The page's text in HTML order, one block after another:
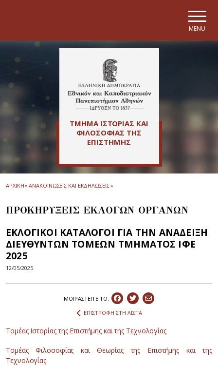
MENU
ΤΜΗΜΑ ΙΣΤΟΡΙΑΣ ΚΑΙ
ΦΙΛΟΣΟΦΙΑΣ ΤΗΣ
ΕΠΙΣΤΗΜΗΣ
ΑΡΧΙΚΗ» ΑΝΑΚΟΙΝΩΣΕΙΣ ΚΑΙ ΕΚΔΗΛΩΣΕΙΣ»
ΠΡΟΚΗΡΥΞΕΙΣ ΕΚΛΟΓΩΝ ΟΡΓΑΝΩΝ
ΕΚΛΟΓΙΚΟΙ ΚΑΤΑΛΟΓΟΙ ΓΙΑ ΤΗΝ ΑΝΑΔΕΙΞΗ
ΔΙΕΥΘΥΝΤΩΝ ΤΟΜΕΩΝ ΤΜΗΜΑΤΟΣ ΙΦΕ
2025
12/05/2025
ΜΟΙΡΑΣΤEIΤΕ ΤΟ:
ΕΠΙΣΤΡΟΦΗ ΣΤΗ ΛΙΣΤΑ
Τομέας Ιστορίας της Επιστήμης και της Τεχνολογίας
Τομέας Φιλοσοφίας και Θεωρίας της Επιστήμης και της
Τεχνολογίας